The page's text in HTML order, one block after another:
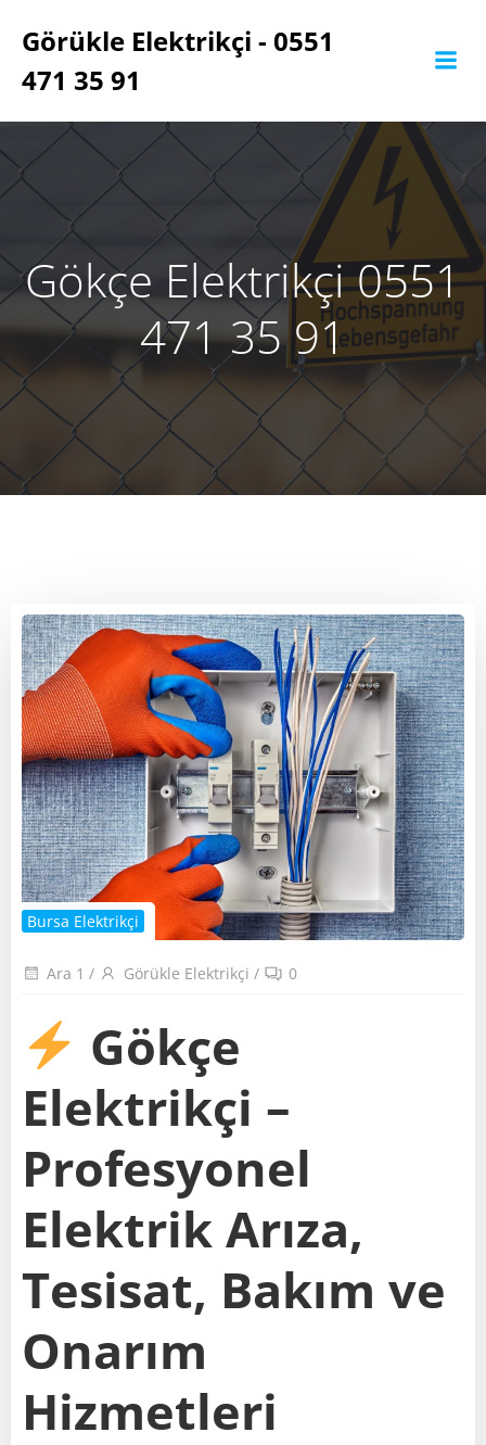
geç
Görükle Elektrikçi - 0551
471 35 91
Gökçe Elektrikçi 0551
471 35 91
Bursa Elektrikçi
Ara 1 / Görükle Elektrikçi / 0
Gökçe
Elektrikçi –
Profesyonel
Elektrik Arıza,
Tesisat, Bakım ve
Onarım
Hizmetleri